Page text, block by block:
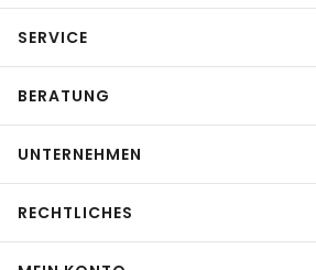
SERVICE
BERATUNG
UNTERNEHMEN
RECHTLICHES